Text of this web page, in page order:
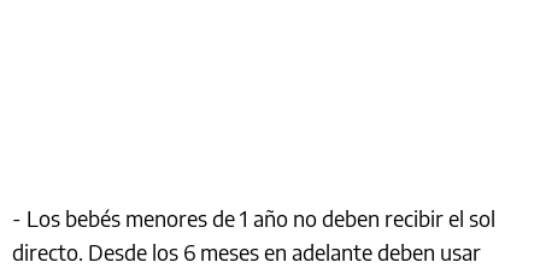
- Los bebés menores de 1 año no deben recibir el sol
directo. Desde los 6 meses en adelante deben usar